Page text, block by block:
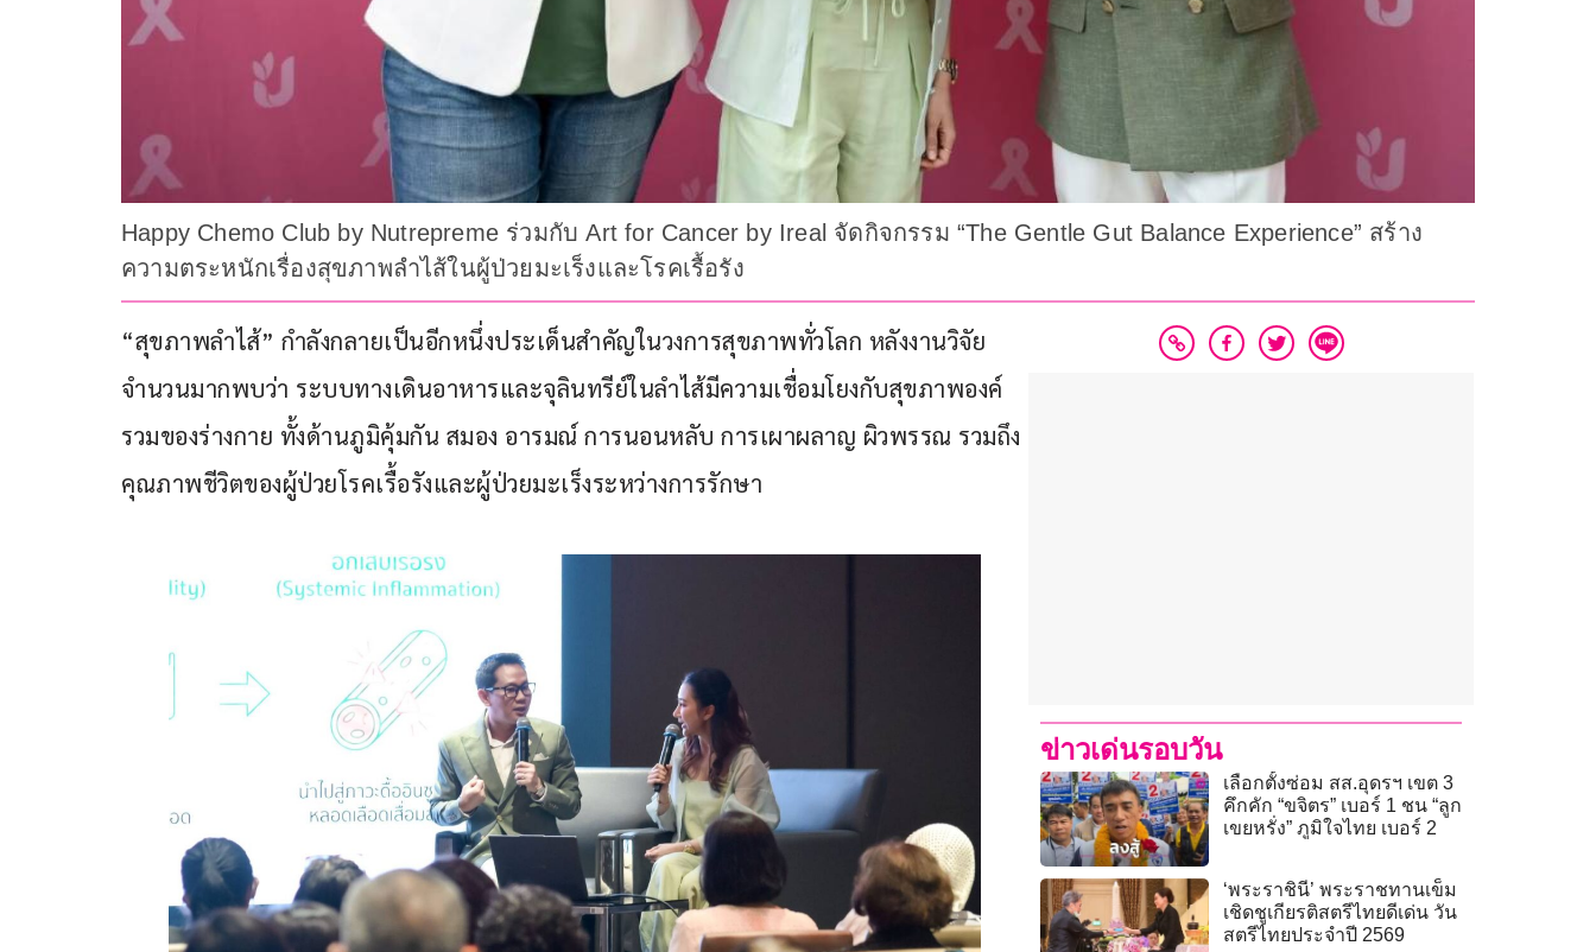
Happy Chemo Club by Nutrepreme ร่วมกับ Art for Cancer by Ireal จัดกิจกรรม “The Gentle Gut Balance Experience” สร้าง
ความตระหนักเรื่องสุขภาพลำไส้ในผู้ป่วยมะเร็งและโรคเรื้อรัง
“สุขภาพลำไส้” กำลังกลายเป็นอีกหนึ่งประเด็นสำคัญในวงการสุขภาพทั่วโลก หลังงานวิจัย
จำนวนมากพบว่า ระบบทางเดินอาหารและจุลินทรีย์ในลำไส้มีความเชื่อมโยงกับสุขภาพองค์
รวมของร่างกาย ทั้งด้านภูมิคุ้มกัน สมอง อารมณ์ การนอนหลับ การเผาผลาญ ผิวพรรณ รวมถึง
คุณภาพชีวิตของผู้ป่วยโรคเรื้อรังและผู้ป่วยมะเร็งระหว่างการรักษา
ข่าวเด่นรอบวัน
เลือกตั้งซ่อม สส.อุดรฯ เขต 3
คึกคัก “ขจิตร” เบอร์ 1 ชน “ลูก
เขยหรั่ง” ภูมิใจไทย เบอร์ 2
‘พระราชินี’ พระราชทานเข็ม
เชิดชูเกียรติสตรีไทยดีเด่น วัน
สตรีไทยประจำปี 2569